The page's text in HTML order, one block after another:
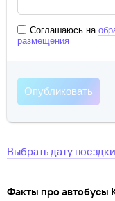
Соглашаюсь на
размещения
Выбрать дату
Факты про автобусы